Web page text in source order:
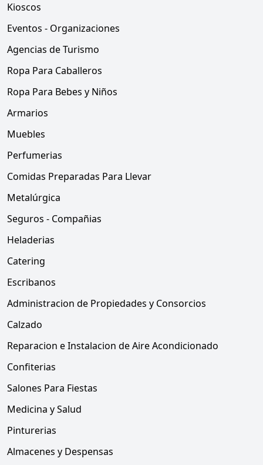
Kioscos
Eventos - Organizaciones
Agencias de Turismo
Ropa Para Caballeros
Ropa Para Bebes y Niños
Armarios
Muebles
Perfumerias
Comidas Preparadas Para Llevar
Metalúrgica
Seguros - Compañias
Heladerias
Catering
Escribanos
Administracion de Propiedades y Consorcios
Calzado
Reparacion e Instalacion de Aire Acondicionado
Confiterias
Salones Para Fiestas
Medicina y Salud
Pinturerias
Almacenes y Despensas